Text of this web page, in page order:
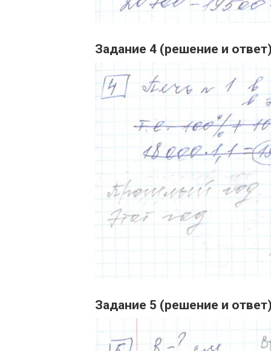
Задание 4 (решение и
Задание 5 (решение и